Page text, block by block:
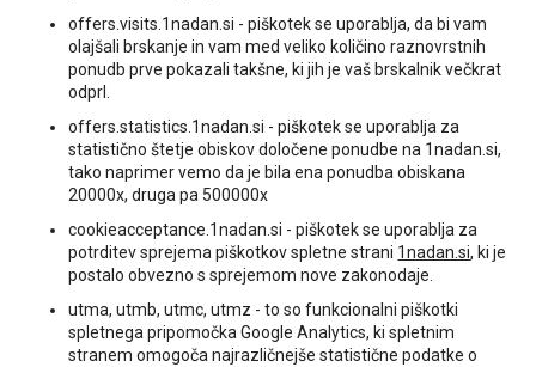
offers.visits.1nadan.si - piškotek se uporablja, da bi vam
olajšali brskanje in vam med veliko količino raznovrstnih
ponudb prve pokazali takšne, ki jih je vaš brskalnik večkrat
odprl.
offers.statistics.1nadan.si - piškotek se uporablja za
statistično štetje obiskov določene ponudbe na 1nadan.si,
tako naprimer vemo da je bila ena ponudba obiskana
20000x, druga pa 500000x
cookieacceptance.1nadan.si - piškotek se uporablja za
potrditev sprejema piškotkov spletne strani 1nadan.si, ki je
postalo obvezno s sprejemom nove zakonodaje.
utma, utmb, utmc, utmz - to so funkcionalni piškotki
spletnega pripomočka Google Analytics, ki spletnim
stranem omogoča najrazličnejše statistične podatke o